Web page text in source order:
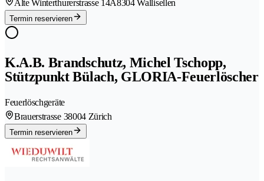
Alte Winterthurerstrasse 14A8304 Wallisellen
Termin reservieren
K.A.B. Brandschutz, Michel Tschopp,
Stützpunkt Bülach, GLORIA-Feuerlöscher
Feuerlöschgeräte
Brauerstrasse 38004 Zürich
Termin reservieren